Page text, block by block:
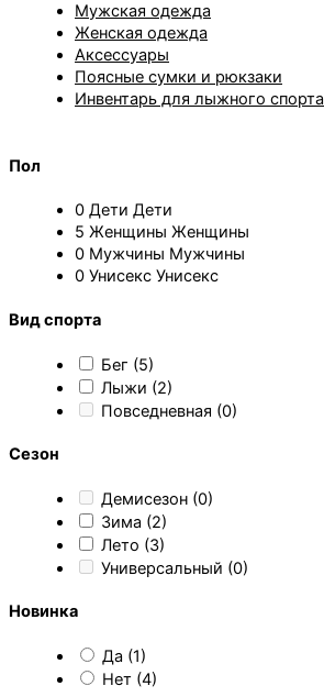
Мужская одежда
Женская одежда
Аксессуары
Поясные сумки и рюкзаки
Инвентарь для лыжного спорта
Пол
0 Дети Дети
5 Женщины Женщины
0 Мужчины Мужчины
0 Унисекс Унисекс
Вид спорта
Бег (5)
Лыжи (2)
Повседневная (0)
Сезон
Демисезон (0)
Зима (2)
Лето (3)
Универсальный (0)
Новинка
Да (1)
Нет (4)